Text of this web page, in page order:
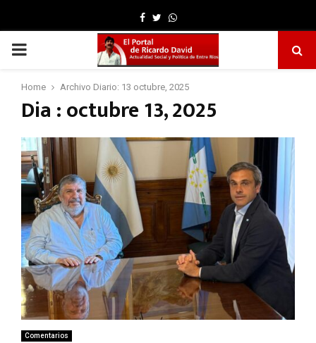
Facebook
TwitterWhatsapp
PRIMARY
MENU
Home Archivo Diario: 13 octubre, 2025
Dia : octubre 13, 2025
Comentarios